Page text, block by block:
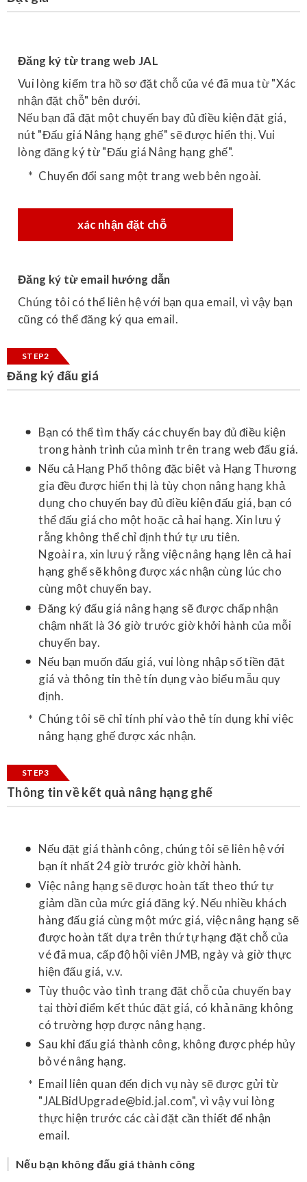
Đăng ký từ trang web JAL
Vui lòng kiểm tra hồ sơ đặt chỗ của vé đã mua từ "Xác
nhận đặt chỗ" bên dưới.
Nếu bạn đã đặt một chuyến bay đủ điều kiện đặt giá,
nút "Đấu giá Nâng hạng ghế" sẽ được hiển thị. Vui
lòng đăng ký từ "Đấu giá Nâng hạng ghế".
Chuyển đổi sang một trang web bên ngoài.
xác nhận đặt chỗ
Đăng ký từ email hướng dẫn
Chúng tôi có thể liên hệ với bạn qua email, vì vậy bạn
cũng có thể đăng ký qua email.
STEP2
Đăng ký đấu giá
Bạn có thể tìm thấy các chuyến bay đủ điều kiện
trong hành trình của mình trên trang web đấu giá.
Nếu cả Hạng Phổ thông đặc biệt và Hạng Thương
gia đều được hiển thị là tùy chọn nâng hạng khả
dụng cho chuyến bay đủ điều kiện đấu giá, bạn có
thể đấu giá cho một hoặc cả hai hạng. Xin lưu ý
rằng không thể chỉ định thứ tự ưu tiên.
Ngoài ra, xin lưu ý rằng việc nâng hạng lên cả hai
hạng ghế sẽ không được xác nhận cùng lúc cho
cùng một chuyến bay.
Đăng ký đấu giá nâng hạng sẽ được chấp nhận
chậm nhất là 36 giờ trước giờ khởi hành của mỗi
chuyến bay.
Nếu bạn muốn đấu giá, vui lòng nhập số tiền đặt
giá và thông tin thẻ tín dụng vào biểu mẫu quy
định.
Chúng tôi sẽ chỉ tính phí vào thẻ tín dụng khi việc
nâng hạng ghế được xác nhận.
STEP3
Thông tin về kết quả nâng hạng ghế
Nếu đặt giá thành công, chúng tôi sẽ liên hệ với
bạn ít nhất 24 giờ trước giờ khởi hành.
Việc nâng hạng sẽ được hoàn tất theo thứ tự
giảm dần của mức giá đăng ký. Nếu nhiều khách
hàng đấu giá cùng một mức giá, việc nâng hạng sẽ
được hoàn tất dựa trên thứ tự hạng đặt chỗ của
vé đã mua, cấp độ hội viên JMB, ngày và giờ thực
hiện đấu giá, v.v.
Tùy thuộc vào tình trạng đặt chỗ của chuyến bay
tại thời điểm kết thúc đặt giá, có khả năng không
có trường hợp được nâng hạng.
Sau khi đấu giá thành công, không được phép hủy
bỏ vé nâng hạng.
Email liên quan đến dịch vụ này sẽ được gửi từ
"JALBidUpgrade@bid.jal.com", vì vậy vui lòng
thực hiện trước các cài đặt cần thiết để nhận
email.
Nếu bạn không đấu giá thành công